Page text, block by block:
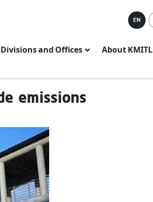
EN
and Offices
About KMITL
emissions